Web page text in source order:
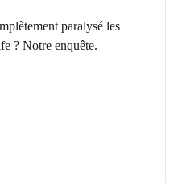
paralysé les
? Notre enquête.